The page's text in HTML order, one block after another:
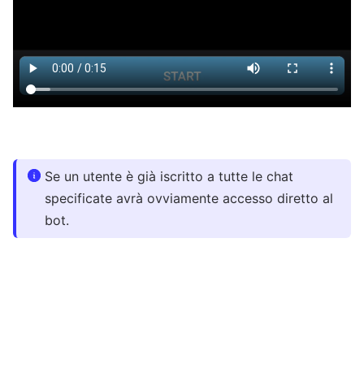
Se un utente è già iscritto a tutte le chat
specificate avrà ovviamente accesso diretto al
bot.